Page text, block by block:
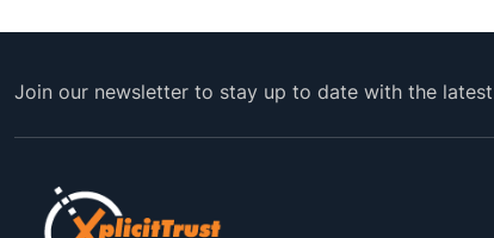
Join our newsletter to stay up to date with the